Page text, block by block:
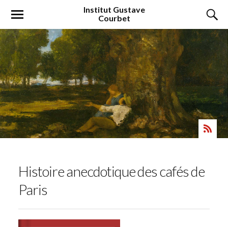
Institut Gustave
Courbet
Histoire anecdotique des cafés de
Paris